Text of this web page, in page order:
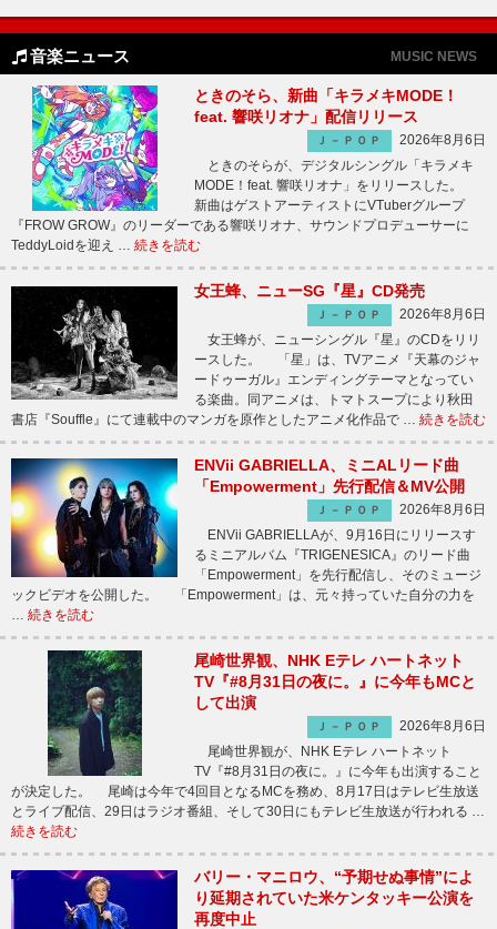
音楽ニュース MUSIC NEWS
ときのそら、新曲「キラメキMODE！
feat. 響咲リオナ」配信リリース
Ｊ－ＰＯＰ
2026年8月6日
ときのそらが、デジタルシングル「キラメキ
MODE！feat. 響咲リオナ」をリリースした。
新曲はゲストアーティストにVTuberグループ
『FROW GROW』のリーダーである響咲リオナ、サウンドプロデューサーに
TeddyLoidを迎え … 続きを読む
女王蜂、ニューSG『星』CD発売
Ｊ－ＰＯＰ
2026年8月6日
女王蜂が、ニューシングル『星』のCDをリリ
ースした。 「星」は、TVアニメ『天幕のジャ
ードゥーガル』エンディングテーマとなってい
る楽曲。同アニメは、トマトスープにより秋田
書店『Souffle』にて連載中のマンガを原作としたアニメ化作品で … 続きを読む
ENVii GABRIELLA、ミニALリード曲
「Empowerment」先行配信＆MV公開
Ｊ－ＰＯＰ
2026年8月6日
ENVii GABRIELLAが、9月16日にリリースす
るミニアルバム『TRIGENESICA』のリード曲
「Empowerment」を先行配信し、そのミュージ
ックビデオを公開した。 「Empowerment」は、元々持っていた自分の力を
… 続きを読む
尾崎世界観、NHK Eテレ ハートネット
TV『#8月31日の夜に。』に今年もMCと
して出演
Ｊ－ＰＯＰ
2026年8月6日
尾崎世界観が、NHK Eテレ ハートネット
TV『#8月31日の夜に。』に今年も出演すること
が決定した。 尾崎は今年で4回目となるMCを務め、8月17日はテレビ生放送
とライブ配信、29日はラジオ番組、そして30日にもテレビ生放送が行われる …
続きを読む
バリー・マニロウ、“予期せぬ事情”によ
り延期されていた米ケンタッキー公演を
再度中止